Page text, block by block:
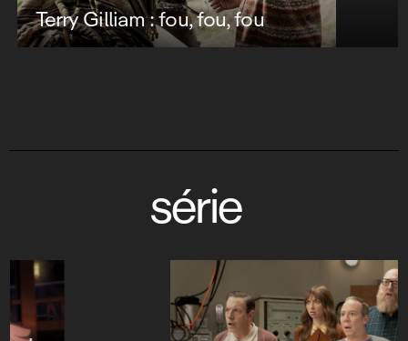
Terry Gilliam : fou, fou, fou
série